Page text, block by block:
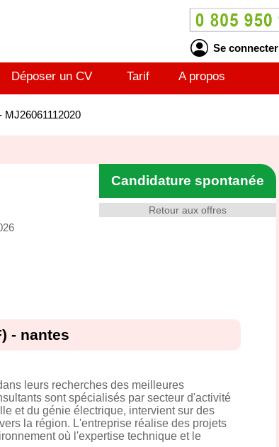
Se connecter
Déposer un CV Tarif A propos
MJ26061112020
Retour aux offres
Candidature spontanée
- nantes
leurs recherches des meilleures
sont spécialisés par secteur d'activité
et du génie électrique, intervient sur des
la région. L'entreprise réalise des projets
où l'expertise technique et le